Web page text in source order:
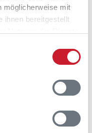
möglicherweise mit
ihnen bereitgestellt